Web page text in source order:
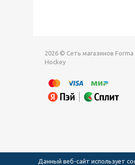
2026 © Сеть магазинов Forma
Hockey
Данный веб-сайт использует